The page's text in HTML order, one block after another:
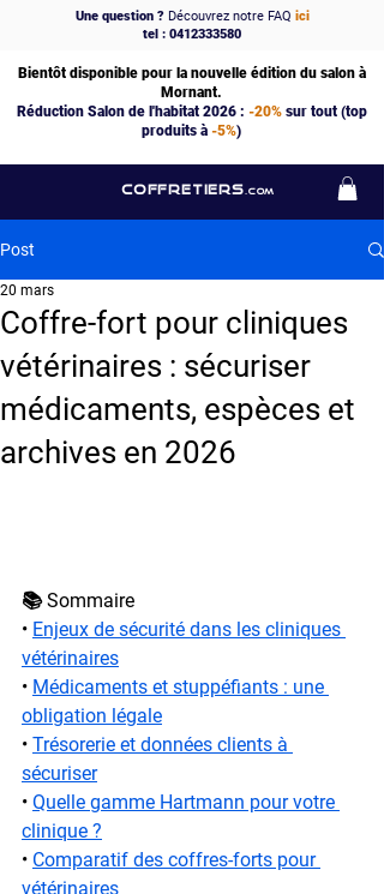
COFFRETIERS .COM
Une question ?Découvrez notre FAQ ici
tel : 0412333580
Bientôt disponible pour la nouvelle édition du salon à
Mornant.
Réduction Salon de l'habitat 2026 : -20%sur tout (top
produits à -5%)
Post
Coffre-fort pour cliniques
vétérinaires : sécuriser
médicaments, espèces et
archives en 2026
20 mars
📚 Sommaire
• Enjeux de sécurité dans les cliniques
vétérinaires
• Médicaments et stuppéfiants : une
obligation légale
• Trésorerie et données clients à
sécuriser
• Quelle gamme Hartmann pour votre
clinique ?
• Comparatif des coffres-forts pour
vétérinaires